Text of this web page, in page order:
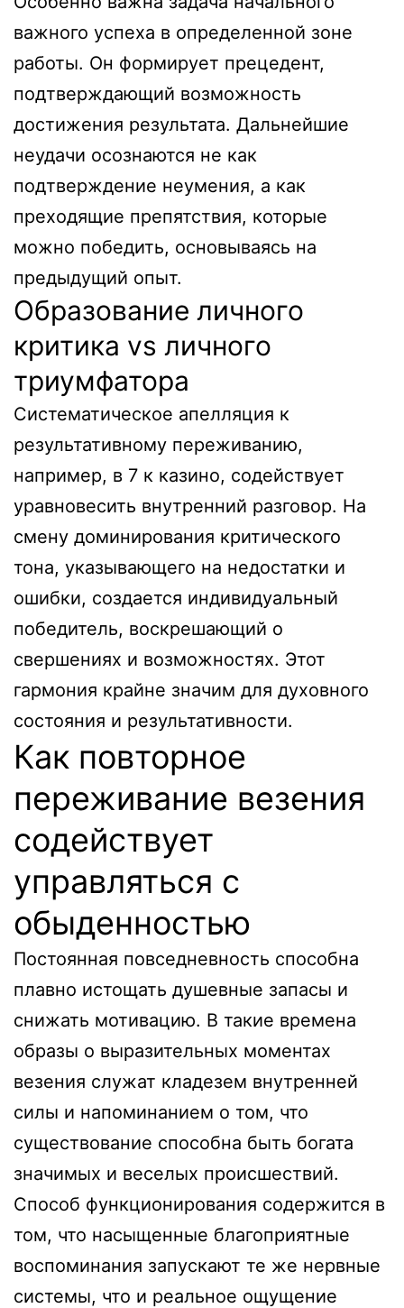
важного успеха в определенной зоне
работы. Он формирует прецедент,
подтверждающий возможность
достижения результата. Дальнейшие
неудачи осознаются не как
подтверждение неумения, а как
преходящие препятствия, которые
можно победить, основываясь на
предыдущий опыт.
Образование личного
критика vs личного
триумфатора
Систематическое апелляция к
результативному переживанию,
например, в 7 к казино, содействует
уравновесить внутренний разговор. На
смену доминирования критического
тона, указывающего на недостатки и
ошибки, создается индивидуальный
победитель, воскрешающий о
свершениях и возможностях. Этот
гармония крайне значим для духовного
состояния и результативности.
Как повторное
переживание везения
содействует
управляться с
обыденностью
Постоянная повседневность способна
плавно истощать душевные запасы и
снижать мотивацию. В такие времена
образы о выразительных моментах
везения служат кладезем внутренней
силы и напоминанием о том, что
существование способна быть богата
значимых и веселых происшествий.
Способ функционирования содержится в
том, что насыщенные благоприятные
воспоминания запускают те же нервные
системы, что и реальное ощущение